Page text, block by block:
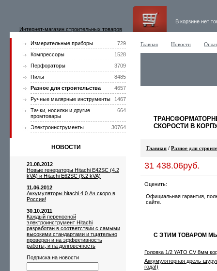
Интернет-магазин строительных товаров
В корзине нет
729
Измерительные приборы
1528
Компрессоры
3709
Перфораторы
8485
Пилы
4657
Разное для строительства
1467
Ручные малярные инструменты
664
Тачки, носилки и другие
промтовары
30764
Электроинструменты
НОВОСТИ
21.08.2012
Новые генераторы Hitachi E42SC (4.2
kVA) и Hitachi E62SC (6.2 kVA)
11.06.2012
Аккумуляторы hitachi 4,0 Ач скоро в
России!
30.10.2011
Каждый переносной
электроинструмент Hitachi
разработан в соответствии с самыми
высокими стандартами и тщательно
проверен и на эффективность
работы, и на долговечность
Подписка на новости
Главная Новости
СКОРОСТИ В
Главная / Разное для
31 438.06руб.
Оценить:
Официальная гарантия,
сайте.
С ЭТИМ ТОВАРОМ
Головка 1/2 YATO CV 8мм
Аккумуляторная дрель-
года!)